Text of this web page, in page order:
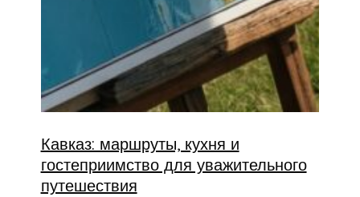
Кавказ: маршруты, кухня и
гостеприимство для уважительного
путешествия